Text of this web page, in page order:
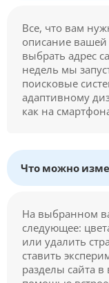
Все, что вам
описание вашей
выбрать адрес
недель мы
поисковые
адаптивному
как на
Что можно
На выбранном
следующее:
или удалить
ставить
разделы сайта